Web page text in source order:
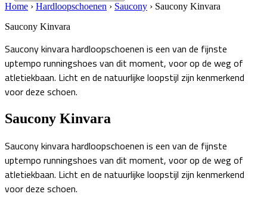
Home › Hardloopschoenen › Saucony › Saucony Kinvara
Saucony Kinvara
Saucony kinvara hardloopschoenen is een van de fijnste
uptempo runningshoes van dit moment, voor op de weg of
atletiekbaan. Licht en de natuurlijke loopstijl zijn kenmerkend
voor deze schoen.
Saucony Kinvara
Saucony kinvara hardloopschoenen is een van de fijnste
uptempo runningshoes van dit moment, voor op de weg of
atletiekbaan. Licht en de natuurlijke loopstijl zijn kenmerkend
voor deze schoen.